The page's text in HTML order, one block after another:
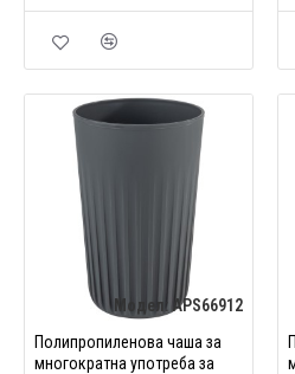
Модел: APS66912
Полипропиленова чаша за
многократна употреба за